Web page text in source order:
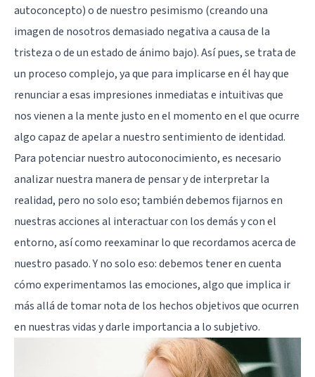
autoconcepto) o de nuestro pesimismo (creando una
imagen de nosotros demasiado negativa a causa de la
tristeza o de un estado de ánimo bajo). Así pues, se trata de
un proceso complejo, ya que para implicarse en él hay que
renunciar a esas impresiones inmediatas e intuitivas que
nos vienen a la mente justo en el momento en el que ocurre
algo capaz de apelar a nuestro sentimiento de identidad.
Para potenciar nuestro autoconocimiento, es necesario
analizar nuestra manera de pensar y de interpretar la
realidad, pero no solo eso; también debemos fijarnos en
nuestras acciones al interactuar con los demás y con el
entorno, así como reexaminar lo que recordamos acerca de
nuestro pasado. Y no solo eso: debemos tener en cuenta
cómo experimentamos las emociones, algo que implica ir
más allá de tomar nota de los hechos objetivos que ocurren
en nuestras vidas y darle importancia a lo subjetivo.